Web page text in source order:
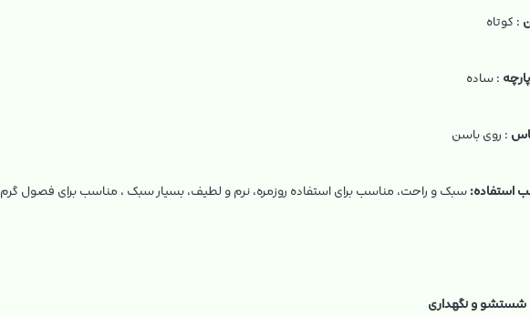
: کوتاه
: ساده
: روی باسن
استفاده:سبک و راحت، مناسب برای استفاده روزمره، نرم و لطیف، بسیار سبک ، مناسب برای فصول گرم
و نگهداری